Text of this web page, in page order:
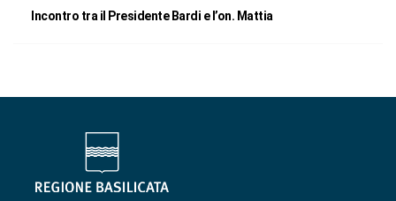
Incontro tra il Presidente Bardi e l’on. Mattia